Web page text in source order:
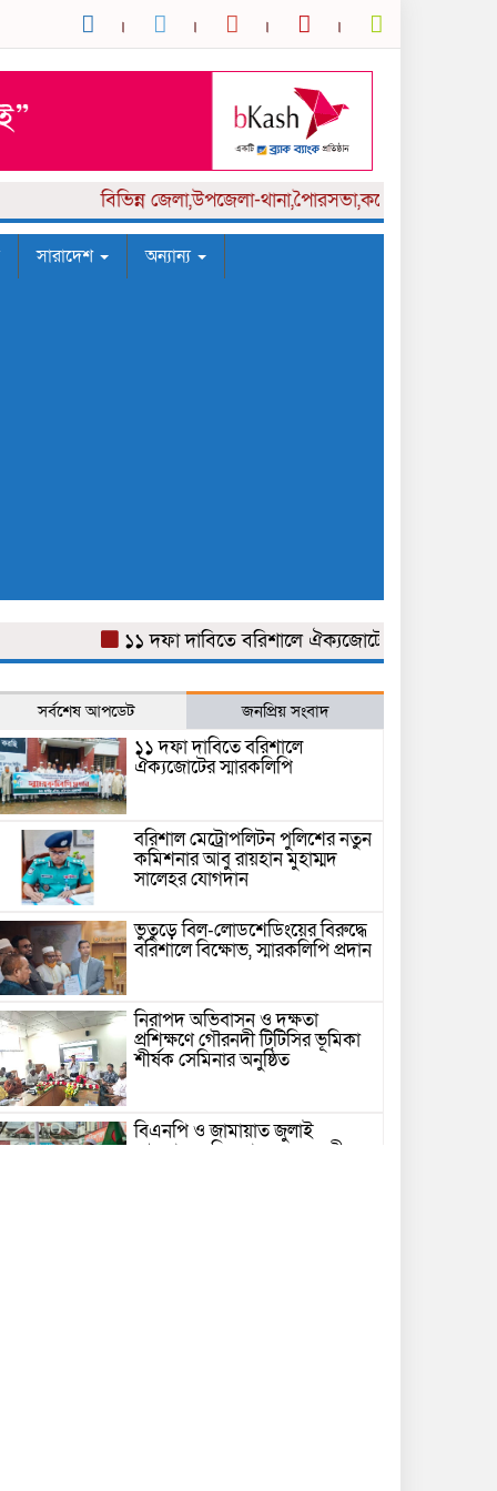
বিভিন্নজেলা,উপজেলা-থানা,পৈারসভা,কলেজ পর্যায়
সারাদেশ অন্যান্য
১১ দফা দাবিতে বরিশালে ঐক্যজোটের স্মারকলিপি
সর্বশেষ আপডেট জনপ্রিয় সংবাদ
১১ দফা দাবিতে বরিশালে
ঐক্যজোটের স্মারকলিপি
বরিশাল মেট্রোপলিটন পুলিশের নতুন
কমিশনার আবু রায়হান মুহাম্মদ
সালেহর যোগদান
ভুতুড়ে বিল-লোডশেডিংয়ের বিরুদ্ধে
বরিশালে বিক্ষোভ, স্মারকলিপি প্রদান
নিরাপদ অভিবাসন ও দক্ষতা
প্রশিক্ষণে গৌরনদী টিটিসির ভূমিকা
শীর্ষক সেমিনার অনুষ্ঠিত
বিএনপি ও জামায়াত জুলাই
আন্দোলনে ছিল না: ফয়জুল করীম